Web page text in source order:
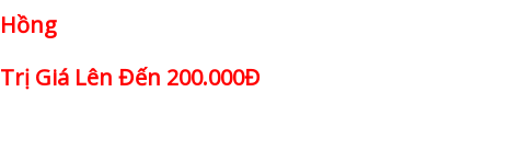
Hồng
Trị Giá Lên Đến 200.000Đ